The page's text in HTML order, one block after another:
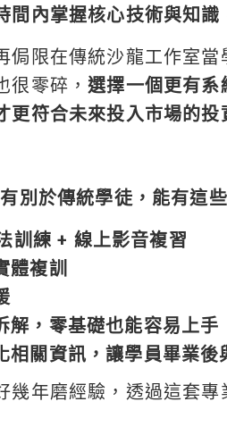
間內掌握核心技術與知
侷限在傳統沙龍工作室
很零碎，選擇一個更有系
更符合未來投入市場的投
別於傳統學徒，能有這些
訓練 + 線上影音複習
體複訓
解，零基礎也能容易上手
相關資訊，讓學員畢業
幾年磨經驗，透過這套